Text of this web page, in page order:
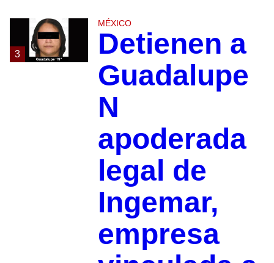
3
MÉXICO
Detienen a
Guadalupe
N
apoderada
legal de
Ingemar,
empresa